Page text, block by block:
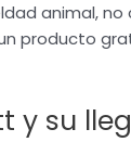
animal,
producto
y su